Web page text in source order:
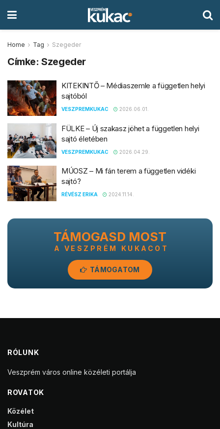
Home Tag Szegeder
Címke:Szegeder
KITEKINTŐ – Médiaszemle a független helyi
sajtóból
VESZPREMKUKAC 2026.06.01.
FÜLKE – Új szakasz jöhet a független helyi
sajtó életében
VESZPREMKUKAC 2026.04.29.
MÚOSZ – Mi fán terem a független vidéki
sajtó?
RÉVÉSZ ERIKA 2024.11.14.
TÁMOGASD MOST
A VESZPRÉM KUKACOT
TÁMOGATOM
RÓLUNK
Veszprém város online közéleti portálja
ROVATOK
Közélet
Kultúra